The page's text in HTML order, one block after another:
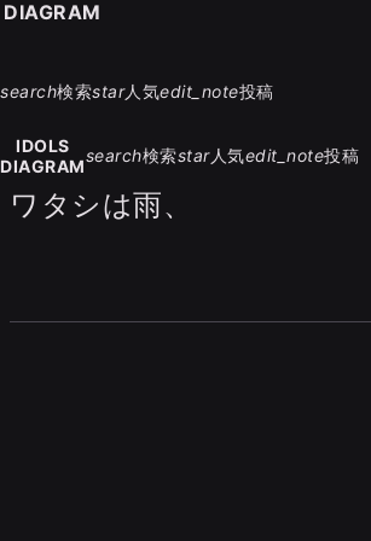
search検索star人気edit_note投稿
IDOLS
DIAGRAM
search検索star人気edit_note投稿
ワタシは雨、